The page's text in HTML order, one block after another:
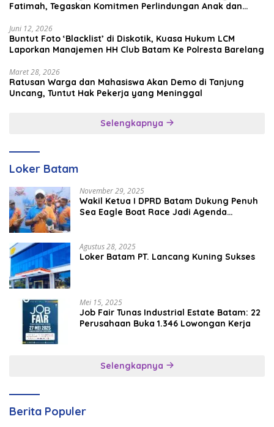
Fatimah, Tegaskan Komitmen Perlindungan Anak dan
Juni 12, 2026
Buntut Foto ‘Blacklist’ di Diskotik, Kuasa Hukum LCM
Laporkan Manajemen HH Club Batam Ke Polresta Barelang
Maret 28, 2026
Ratusan Warga dan Mahasiswa Akan Demo di Tanjung
Uncang, Tuntut Hak Pekerja yang Meninggal
Selengkapnya
Loker Batam
November 29, 2025
Wakil Ketua I DPRD Batam Dukung Penuh
Sea Eagle Boat Race Jadi Agenda
Agustus 28, 2025
Loker Batam PT. Lancang Kuning Sukses
Mei 15, 2025
Job Fair Tunas Industrial Estate Batam: 22
Perusahaan Buka 1.346 Lowongan Kerja
Selengkapnya
Berita Populer